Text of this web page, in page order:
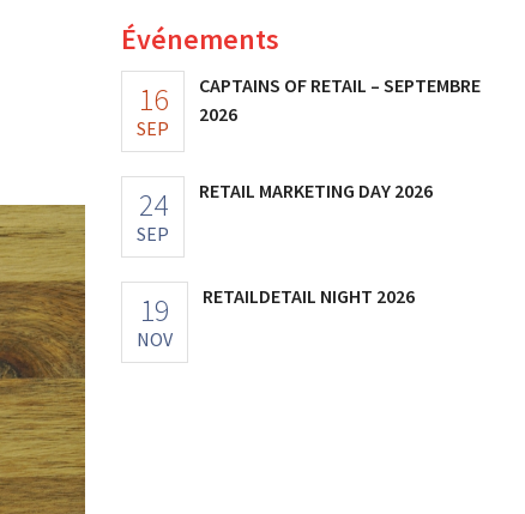
Événements
16
SEP
CAPTAINS OF RETAIL – SEPTEMBRE
2026
24
SEP
RETAIL MARKETING DAY 2026
19
NOV
RETAILDETAIL NIGHT 2026